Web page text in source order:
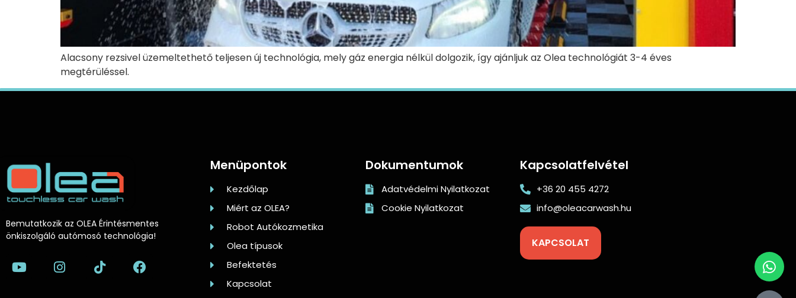
Alacsony rezsivel üzemeltethető teljesen új technológia, mely gáz energia nélkül dolgozik, így ajánljuk az Olea technológiát 3-4 éves
megtérüléssel.
Bemutatkozik az OLEA Érintésmentes
önkiszolgáló autómosó technológia!
Menüpontok
Kezdőlap
Miért az OLEA?
Robot Autókozmetika
Olea típusok
Befektetés
Kapcsolat
Dokumentumok
Adatvédelmi Nyilatkozat
Cookie Nyilatkozat
Kapcsolatfelvétel
+36 20 455 4272
info@oleacarwash.hu
KAPCSOLAT